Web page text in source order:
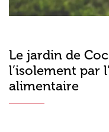
Le jardin de
l’isolement par
alimentaire